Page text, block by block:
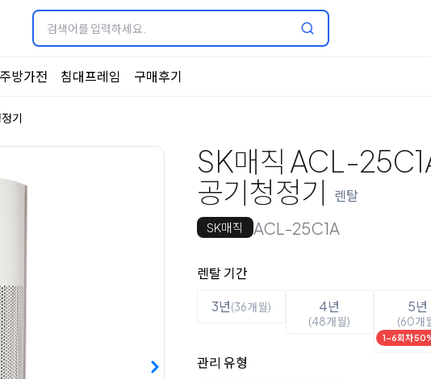
주방가전 침대프레임 구매후기
기
SK매직 ACL-
공기청정기
렌탈
SK매직 ACL-25C1A
옵션 선택
렌탈 선택
렌탈 기간
3년(36개월) 4년
(48개월)
5년
(60개
1~6회차
관리 유형